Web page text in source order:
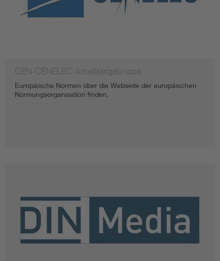
CEN-CENELEC Arbeitsergebnisse
Europäische Normen über die Webseite der europäischen
Normungsorganisation finden.